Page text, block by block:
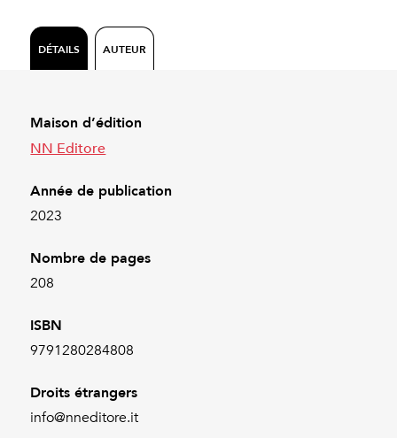
DÉTAILS AUTEUR
Maison d’édition
NN Editore
Année de publication
2023
Nombre de pages
208
ISBN
9791280284808
Droits étrangers
info@nneditore.it